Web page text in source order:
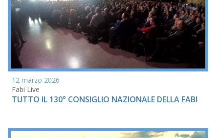
12 marzo 2026
Fabi Live
TUTTO IL 130° CONSIGLIO NAZIONALE DELLA FABI